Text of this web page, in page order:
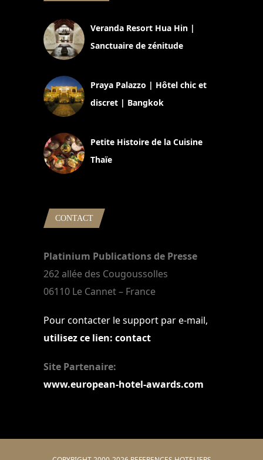
Veranda Resort Hua Hin |
Sanctuaire de zénitude
Praya Palazzo | Hôtel chic et
discret | Bangkok
Petite Histoire de la Cuisine
Thaïe
CONTACT
Platinium Publications de Presse
262 allée des Cougoussolles
06110 Le Cannet – France
Pour contacter le support par e-mail,
utilisez ce lien: contact
Site Partenaire:
www.european-hotel-awards.com